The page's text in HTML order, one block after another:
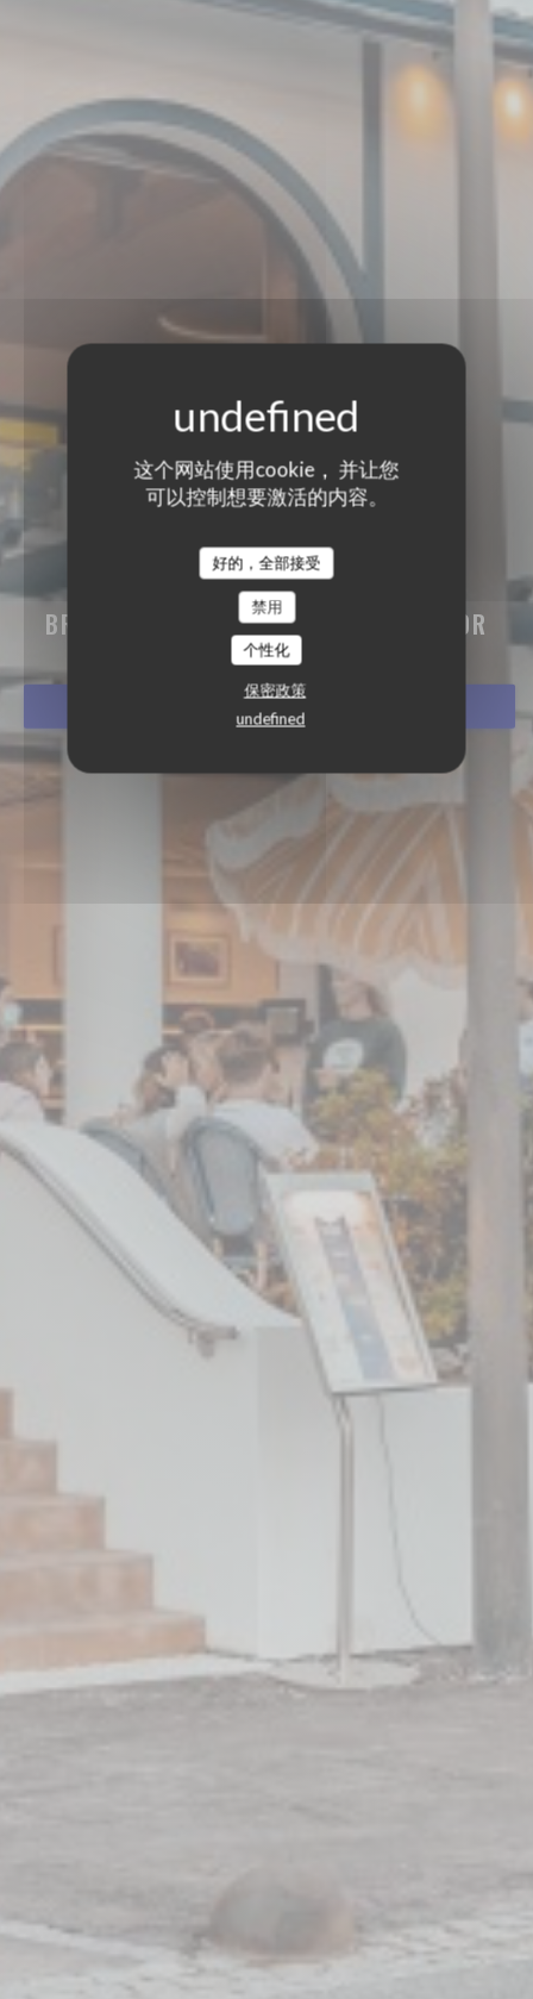
这个网站使用cookie， 并让您
可以控制想要激活的内容。
好的，全部接受
禁用
个性化
保密政策
undefined
BISTRO BALNÉAIRE
BRASSERIE - RESTAURANT HOSSEGOR